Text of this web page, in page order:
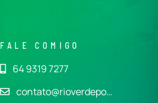
FALE COMIGO
64 9319 7277
contato@rioverdepo…